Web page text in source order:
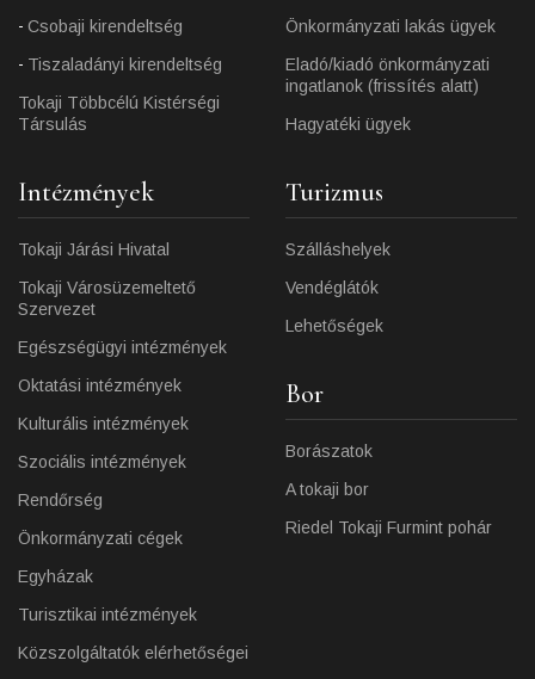
Csobaji kirendeltség
Tiszaladányi kirendeltség
Tokaji Többcélú Kistérségi
Társulás
Önkormányzati lakás ügyek
Eladó/kiadó önkormányzati
ingatlanok (frissítés alatt)
Hagyatéki ügyek
Intézmények
Tokaji Járási Hivatal
Tokaji Városüzemeltető
Szervezet
Egészségügyi intézmények
Oktatási intézmények
Kulturális intézmények
Szociális intézmények
Rendőrség
Önkormányzati cégek
Egyházak
Turisztikai intézmények
Közszolgáltatók elérhetőségei
Turizmus
Szálláshelyek
Vendéglátók
Lehetőségek
Bor
Borászatok
A tokaji bor
Riedel Tokaji Furmint pohár